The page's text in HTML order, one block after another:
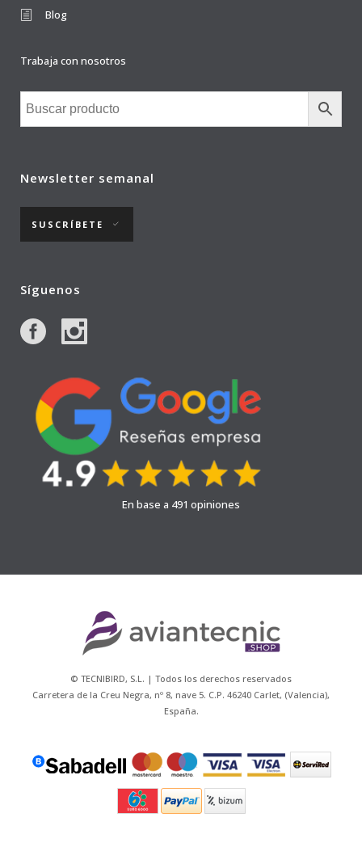
Blog
Trabaja con nosotros
Newsletter semanal
SUSCRÍBETE
Síguenos
En base a 491 opiniones
© TECNIBIRD, S.L. | Todos los derechos reservados
Carretera de la Creu Negra, nº 8, nave 5. C.P. 46240 Carlet, (Valencia),
España.